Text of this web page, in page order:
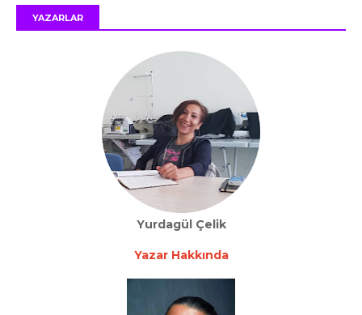
YAZARLAR
Yurdagül Çelik
Yazar Hakkında